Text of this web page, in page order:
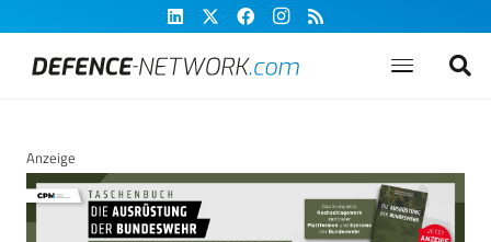
Anzeige